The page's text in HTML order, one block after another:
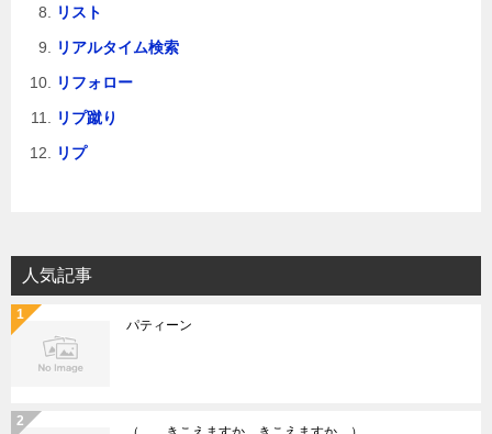
リスト
リアルタイム検索
リフォロー
リプ蹴り
リプ
人気記事
パティーン